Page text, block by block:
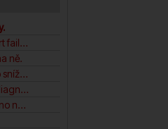
hlasitosti.
2. PW 2024-01-16 - How to treat congestion in heart failure?
ně.
4. PW 2024-01-31 - Přínos kyseliny bempedové pro snížení KV rizika pacientů. N
5. PW 2024-04-03 - HFpEF jako nový klíčový cíl v diagnosticea léčbě srdečního selhání.
6. PW 2024-01-10 - Genetika v kardiologii: zaostřeno na (ne)dilatační a arytmogenní kardiomyopatii pravé komory.